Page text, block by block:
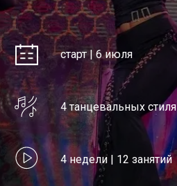
старт | 6 июля
4 танцевальных стиля
4 недели | 12 занятий